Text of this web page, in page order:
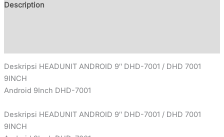
Description
Deskripsi HEADUNIT ANDROID 9″ DHD-7001 / DHD 7001
9INCH
Android 9Inch DHD-7001
Deskripsi HEADUNIT ANDROID 9″ DHD-7001 / DHD 7001
9INCH